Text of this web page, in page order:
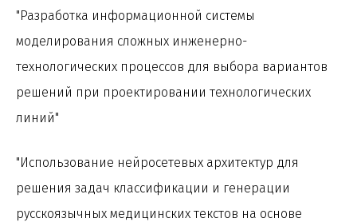
"Разработка информационной системы
моделирования сложных инженерно-
технологических процессов для выбора вариантов
решений при проектировании технологических
линий"
"Использование нейросетевых архитектур для
решения задач классификации и генерации
русскоязычных медицинских текстов на основе